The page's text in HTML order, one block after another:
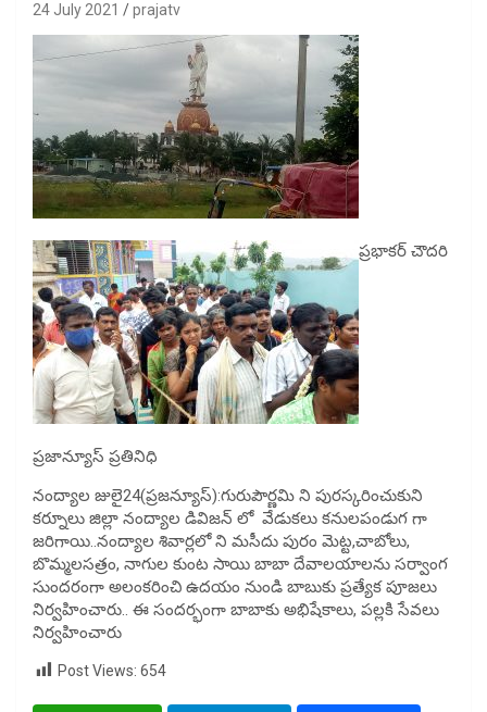
24 July 2021 prajatv
ప్రభాకర్ చౌదరి
ప్రజాన్యూస్ ప్రతినిధి
నంద్యాల జులై24(ప్రజన్యూస్):గురుపౌర్ణమి ని పురస్కరించుకుని
కర్నూలు జిల్లా నంద్యాల డివిజన్ లో వేడుకలు కనులపండుగ గా
జరిగాయి..నంద్యాల శివార్లలో ని మసీదు పురం మెట్ట,చాబోలు,
బొమ్మలసత్రం, నాగుల కుంట సాయి బాబా దేవాలయాలను సర్వాంగ
సుందరంగా అలంకరించి ఉదయం నుండి బాబుకు ప్రత్యేక పూజలు
నిర్వహించారు.. ఈ సందర్భంగా బాబాకు అభిషేకాలు, పల్లకి సేవలు
నిర్వహించారు
Post Views: 654